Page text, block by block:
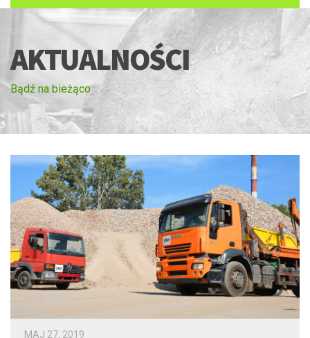
AKTUALNOŚCI
Bądź na bieżąco
MAJ 27, 2019